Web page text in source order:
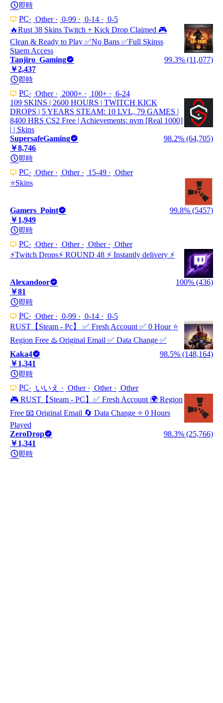
即時
PC Other 0-99 0-14
0-5
🔥Rust 38 Skins Twitch + Kick Drop Claimed 🎮
Clean & Ready to Play ✅No Bans ✅Full Skinss
Staem Access
Tanjiro_Gaming
99.3% (11,077)
￥2,437
即時
PC Other 2000+ 100+
6-24
109 SKINS | 2600 HOURS | TWITCH KICK
DROPS | 5 YEARS STEAM: 10 LVL, 79 GAMES |
8400 HRS CS2 Free | Achievements: nvm [Real 1000]
| | Skins
SupersafeGaming
98.2% (64,705)
￥8,746
即時
PC Other Other 15-49
Other
⭐Skins
Gamers_Point
99.8% (5457)
￥1,949
即時
PC Other Other Other
Other
⚡Twitch Drops⚡ ROUND 48 ⚡ Instantly delivery ⚡
Alexandoor
100% (436)
￥81
即時
PC Other 0-99 0-14
0-5
RUST【Steam - Pc】 ✅ Fresh Account ✅ 0 Hour ⭐
Region Free ♨️ Original Email ✅ Data Change ✅
Kaka4
98.5% (148,164)
￥1,341
即時
PC いいえ Other Other
Other
🎮 RUST【Steam - PC】✅ Fresh Account 🌍 Region
Free 📧 Original Email 🔄 Data Change ⭐ 0 Hours
Played
ZeroDrop
98.3% (25,766)
￥1,341
即時